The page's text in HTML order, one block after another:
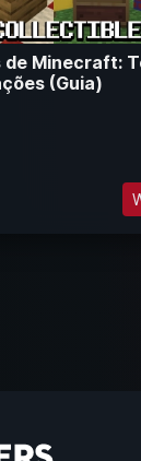
de Minecraft:
(Guia)